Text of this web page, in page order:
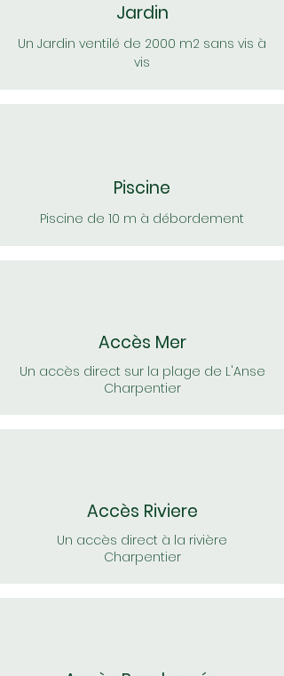
Jardin
Un Jardin ventilé de 2000 m2 sans vis à
vis
Piscine
Piscine de 10 m à débordement
Accès Mer
Un accès direct sur la plage de L'Anse
Charpentier
Accès Riviere
Un accès direct à la rivière
Charpentier